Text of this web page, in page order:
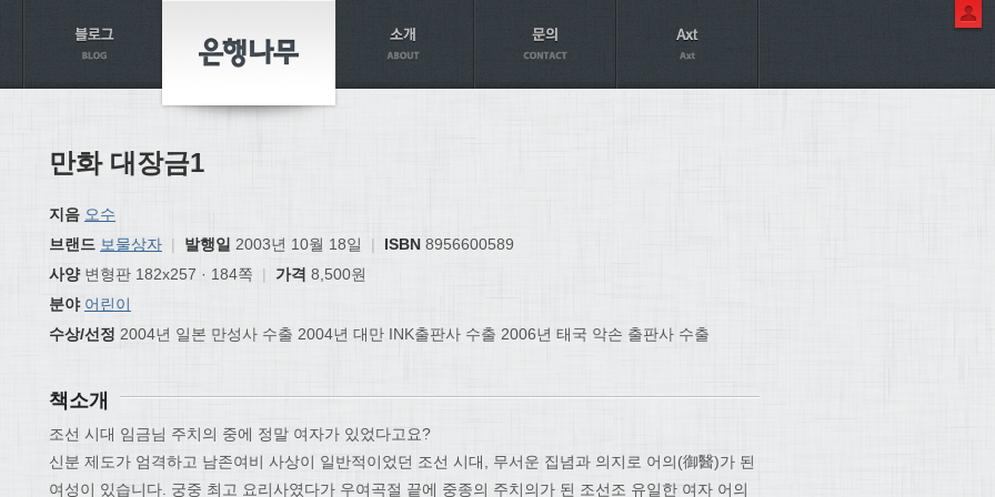
만화 대장금1
지음 오수
브랜드 보물상자 | 발행일 2003년 10월 18일 | ISBN 8956600589
사양변형판 182x257 · 184쪽 | 가격 8,500원
분야 어린이
수상/선정 2004년 일본 만성사 수출 2004년 대만 INK출판사 수출 2006년 태국 악손 출판사 수출
책소개
조선 시대 임금님 주치의 중에 정말 여자가 있었다고요?
신분 제도가 엄격하고 남존여비 사상이 일반적이었던 조선 시대, 무서운 집념과 의지로 어의(御醫)가 된
여성이 있습니다. 궁중 최고 요리사였다가 우여곡절 끝에 중종의 주치의가 된 조선조 유일한 여자 어의